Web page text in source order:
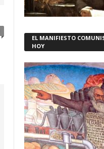
EL MANIFIESTO
HOY